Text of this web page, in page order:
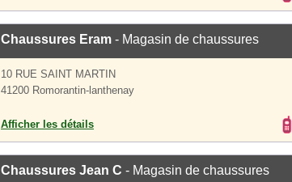
Chaussures Eram - Magasin de chaussures
10 RUE SAINT MARTIN
41200 Romorantin-lanthenay
Afficher les détails
Chaussures Jean C - Magasin de chaussures